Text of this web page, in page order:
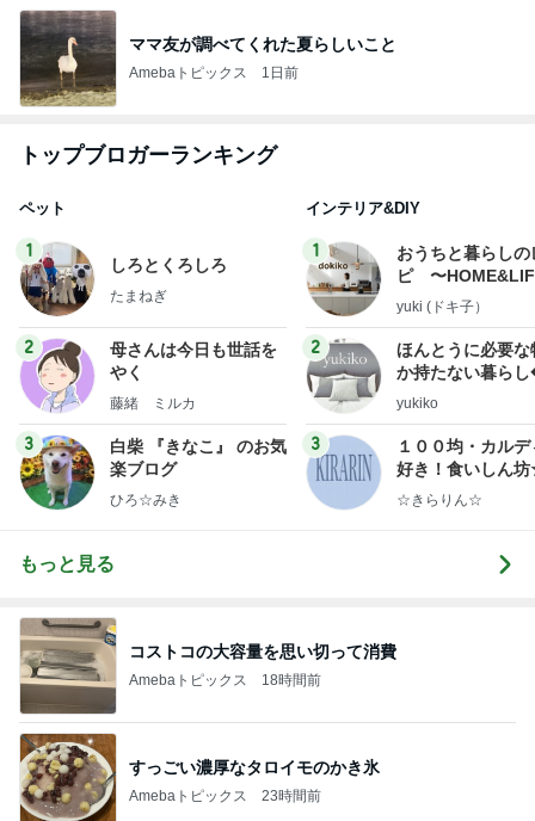
ママ友が調べてくれた夏らしいこと
Amebaトピックス 1日前
トップブロガーランキング
ペット
1
しろとくろしろ
たまねぎ
2
母さんは今日も世話を
やく
藤緒 ミルカ
3
白柴 『きなこ』 のお気
楽ブログ
ひろ☆みき
インテリア&DIY
1
おうちと暮らしの
ピ 〜
yuki (ドキ子）
2
ほんとうに必要な
か持たない暮ら
ep Life Simple◆
yukiko
3
１００均・カルデ
好き！食いしん
らりん☆のブログ
☆きらりん☆
もっと見る
コストコの大容量を思い切って消費
Amebaトピックス 18時間前
すっごい濃厚なタロイモのかき氷
Amebaトピックス 23時間前